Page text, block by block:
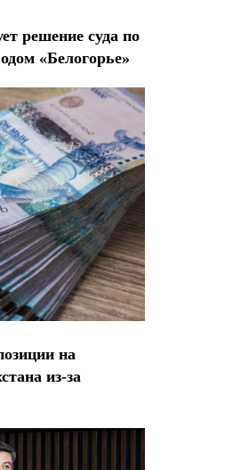
решение суда по
«Белогорье»
на
из-за